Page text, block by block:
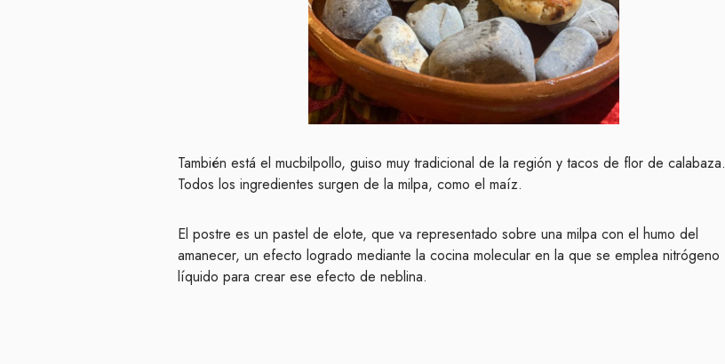
También está el mucbilpollo, guiso muy tradicional de la región y tacos de flor de calabaza.
Todos los ingredientes surgen de la milpa, como el maíz.
El postre es un pastel de elote, que va representado sobre una milpa con el humo del
amanecer, un efecto logrado mediante la cocina molecular en la que se emplea nitrógeno
líquido para crear ese efecto de neblina.